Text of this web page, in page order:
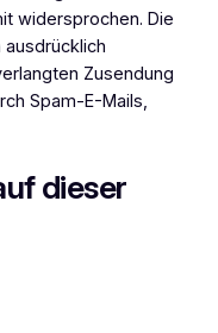
widersprochen. Die
Zusendung
Spam-E-Mails,
dieser